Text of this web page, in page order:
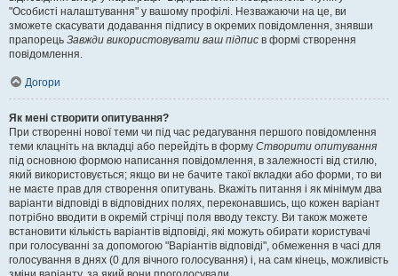
"Особисті налаштування" у вашому профілі. Незважаючи на це, ви
зможете скасувати додавання підпису в окремих повідомлення, знявши
прапорець Завжди використовувати ваш підпис в формі створення
повідомлення.
Догори
Як мені створити опитування?
При створенні нової теми чи під час редагування першого повідомлення
теми клацніть на вкладці або перейдіть в форму Створити опитування
під основною формою написання повідомлення, в залежності від стилю,
який використовується; якщо ви не бачите такої вкладки або форми, то ви
не маєте прав для створення опитувань. Вкажіть питання і як мінімум два
варіанти відповіді в відповідних полях, переконавшись, що кожен варіант
потрібно вводити в окремій стрічці поля вводу тексту. Ви також можете
встановити кількість варіантів відповіді, які можуть обирати користувачі
при голосуванні за допомогою "Варіантів відповіді", обмеження в часі для
голосування в днях (0 для вічного голосування) і, на сам кінець, можливість